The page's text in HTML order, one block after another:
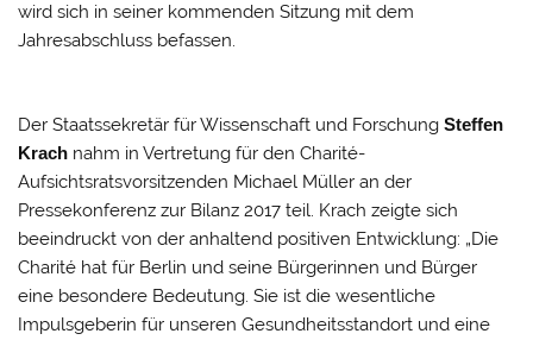
wird sich in seiner kommenden Sitzung mit dem
Jahresabschluss befassen.
Der Staatssekretär für Wissenschaft und ForschungSteffen
Krach nahm in Vertretung für den Charité-
Aufsichtsratsvorsitzenden Michael Müller an der
Pressekonferenz zur Bilanz 2017 teil. Krach zeigte sich
beeindruckt von der anhaltend positiven Entwicklung: „Die
Charité hat für Berlin und seine Bürgerinnen und Bürger
eine besondere Bedeutung. Sie ist die wesentliche
Impulsgeberin für unseren Gesundheitsstandort und eine